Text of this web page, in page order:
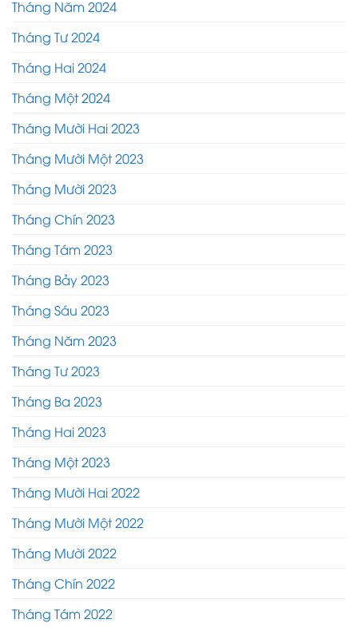
Tháng Năm 2024
Tháng Tư 2024
Tháng Hai 2024
Tháng Một 2024
Tháng Mười Hai 2023
Tháng Mười Một 2023
Tháng Mười 2023
Tháng Chín 2023
Tháng Tám 2023
Tháng Bảy 2023
Tháng Sáu 2023
Tháng Năm 2023
Tháng Tư 2023
Tháng Ba 2023
Tháng Hai 2023
Tháng Một 2023
Tháng Mười Hai 2022
Tháng Mười Một 2022
Tháng Mười 2022
Tháng Chín 2022
Tháng Tám 2022